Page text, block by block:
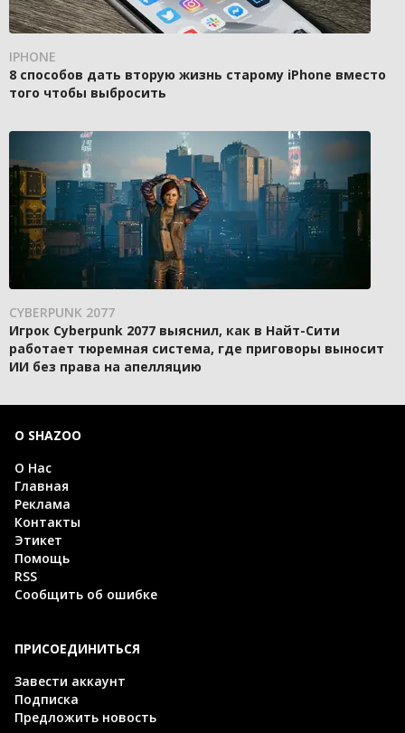
IPHONE
8 способов дать вторую жизнь старому iPhone вместо
того чтобы выбросить
CYBERPUNK 2077
Игрок Cyberpunk 2077 выяснил, как в Найт-Сити
работает тюремная система, где приговоры выносит
ИИ без права на апелляцию
О SHAZOO
О Нас
Главная
Реклама
Контакты
Этикет
Помощь
RSS
Сообщить об ошибке
ПРИСОЕДИНИТЬСЯ
Завести аккаунт
Подписка
Предложить новость